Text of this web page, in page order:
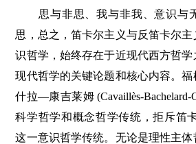
思与非思、我与非我、意识与
思，总之，笛卡尔主义与反笛卡尔
识哲学，始终存在于近现代西方哲
现代哲学的关键论题和核心内容。
什拉—康吉莱姆 (Cavaillès-Bachelard-
科学哲学和概念哲学传统，拒斥
这一意识哲学传统。无论是理性主